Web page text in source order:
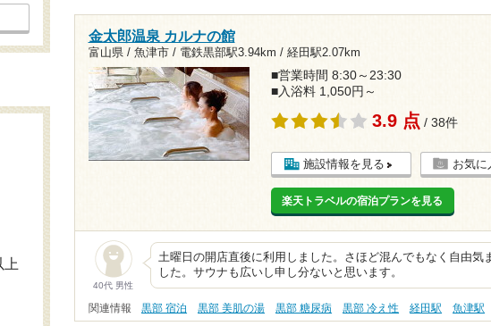
金太郎温泉 カルナの館
富山県 / 魚津市 / 電鉄黒部駅3.94km / 経田駅2.07km
■営業時間 8:30～23:30
■入浴料 1,050円～
3.9 点 / 38件
施設情報を見る お気に
楽天トラベルの宿泊プランを見る
40代 男性
土曜日の開店直後に利用しました。さほど混んでもなく自由気
した。サウナも広いし申し分ないと思います。
関連情報 黒部 宿泊 黒部 美肌の湯 黒部 糖尿病 黒部 冷え性 経田駅 魚津駅
上